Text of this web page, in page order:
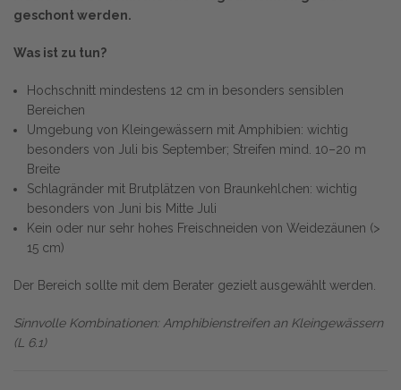
geschont werden.
Was ist zu tun?
Hochschnitt mindestens 12 cm in besonders sensiblen
Bereichen
Umgebung von Kleingewässern mit Amphibien: wichtig
besonders von Juli bis September; Streifen mind. 10–20 m
Breite
Schlagränder mit Brutplätzen von Braunkehlchen: wichtig
besonders von Juni bis Mitte Juli
Kein oder nur sehr hohes Freischneiden von Weidezäunen (>
15 cm)
Der Bereich sollte mit dem Berater gezielt ausgewählt werden.
Sinnvolle Kombinationen: Amphibienstreifen an Kleingewässern
(L 6.1)